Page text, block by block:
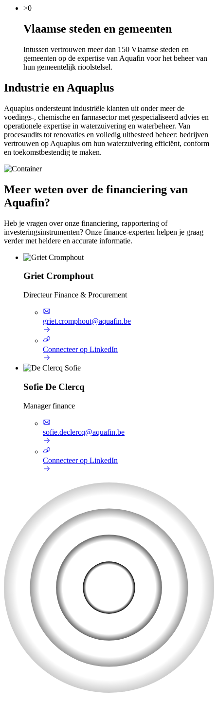
>0
Vlaamse steden en gemeenten
Intussen vertrouwen meer dan 150 Vlaamse steden en
gemeenten op de expertise van Aquafin voor het beheer van
hun gemeentelijk rioolstelsel.
Industrie en Aquaplus
Aquaplus ondersteunt industriële klanten uit onder meer de
voedings-, chemische en farmasector met gespecialiseerd advies en
operationele expertise in waterzuivering en waterbeheer. Van
procesaudits tot renovaties en volledig uitbesteed beheer: bedrijven
vertrouwen op Aquaplus om hun waterzuivering efficiënt, conform
en toekomstbestendig te maken.
Meer weten over de financiering van
Aquafin?
Heb je vragen over onze financiering, rapportering of
investeringsinstrumenten? Onze finance-experten helpen je graag
verder met heldere en accurate informatie.
Griet Cromphout
Directeur Finance & Procurement
griet.cromphout@aquafin.be
Connecteer op LinkedIn
Sofie De Clercq
Manager finance
sofie.declercq@aquafin.be
Connecteer op LinkedIn